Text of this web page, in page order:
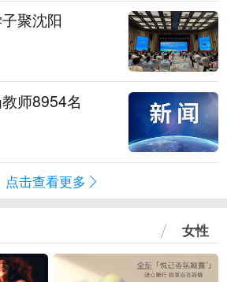
聚沈阳
师8954名
点击查看更多
女性